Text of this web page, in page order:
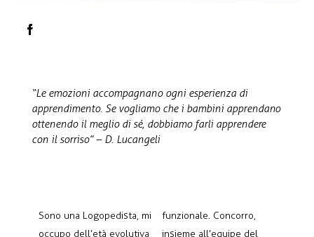
“Le emozioni accompagnano ogni esperienza di
apprendimento. Se vogliamo che i bambini apprendano
ottenendo il meglio di sé, dobbiamo farli apprendere
con il sorriso” – D. Lucangeli
Sono una Logopedista, mi
occupo dell’età evolutiva
funzionale. Concorro,
insieme all’equipe del